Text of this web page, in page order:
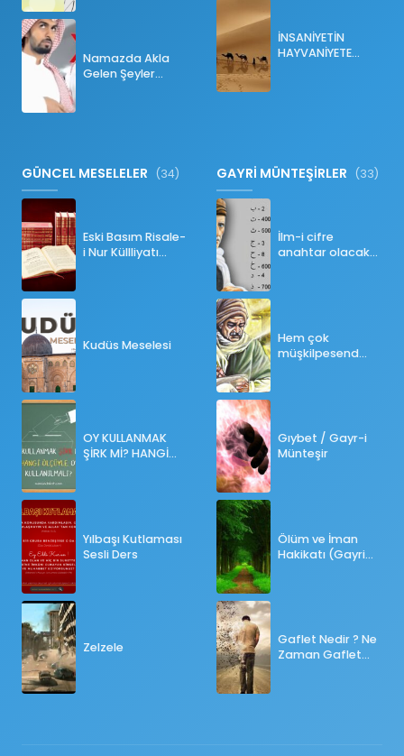
Namazda Akla
Gelen Şeyler
İNSANİYETİN
HAYVANİYETE
GÜNCEL MESELELER (34)
Eski Basım Risale-
i Nur Küllliyatı
Kudüs Meselesi
OY KULLANMAK
ŞİRK Mİ? HANGİ
Yılbaşı Kutlaması
Sesli Ders
Zelzele
GAYRİ MÜNTEŞİRLER (33)
İlm-i cifre
anahtar olacak
Hem çok
müşkilpesend
Gıybet / Gayr-i
Münteşir
Ölüm ve İman
Hakikatı (Gayri
Gaflet Nedir ? Ne
Zaman Gaflet